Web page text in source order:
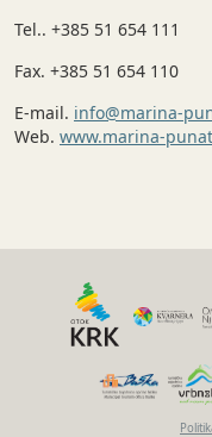
Tel.. +385 51 654 111
Fax. +385 51 654 110
E-mail. info@marina-
Web. www.marina-